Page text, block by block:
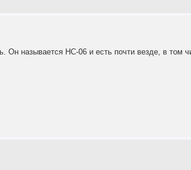
называется HC-06 и есть почти везде, в том